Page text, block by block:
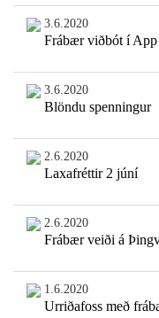
3.6.2020
Frábær viðbót í
3.6.2020
Blöndu spenningur
2.6.2020
Laxafréttir 2 júní
2.6.2020
Frábær veiði á
1.6.2020
Urriðafoss með